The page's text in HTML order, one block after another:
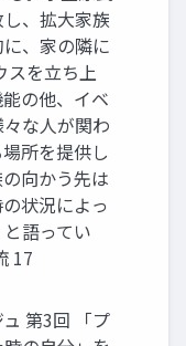
、拡大家族
、家の隣に
スを立ち上
の他、イベ
な人が関わ
所を提供し
向かう先は
状況によっ
語ってい
17
第3回 「プ